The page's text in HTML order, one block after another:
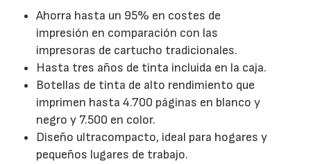
Ahorra hasta un 95% en costes de
impresión en comparación con las
impresoras de cartucho tradicionales.
Hasta tres años de tinta incluida en la caja.
Botellas de tinta de alto rendimiento que
imprimen hasta 4.700 páginas en blanco y
negro y 7.500 en color.
Diseño ultracompacto, ideal para hogares y
pequeños lugares de trabajo.